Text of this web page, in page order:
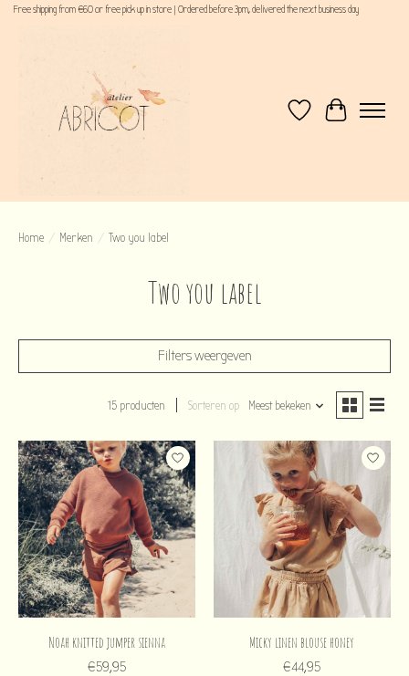
Free shipping from €60 or free pick up in store | Ordered before 3pm, delivered the next business day
VerlanglijstWinkelwagen
Home / Merken / Two you label
Two you label
Filters weergeven
15 producten Sorteren op Meest bekeken
Noah knitted jumper sienna
€59,95
Micky linen blouse honey
€44,95